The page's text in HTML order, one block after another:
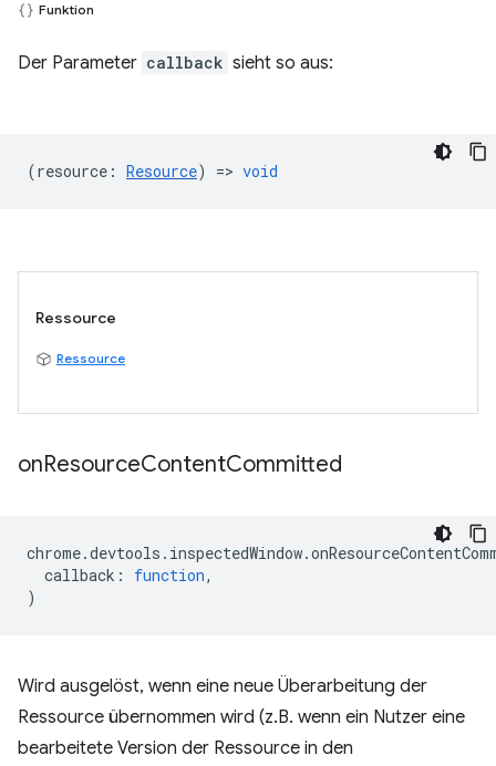
Funktion
Der Parameter callback sieht so aus:
(resource : Resource) => void
Ressource
Ressource
onResourceContentCommitted
chrome.devtools . inspectedWindow.
callback : function,
)
Wird ausgelöst, wenn eine neue Überarbeitung der
Ressource übernommen wird (z.B. wenn ein Nutzer eine
bearbeitete Version der Ressource in den